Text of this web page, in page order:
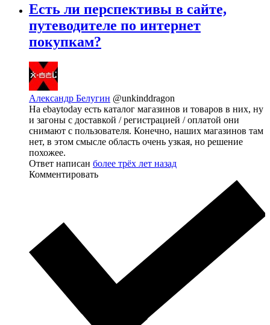
Есть ли перспективы в сайте,
путеводителе по интернет
покупкам?
Александр Белугин @unkinddragon
На ebaytoday есть каталог магазинов и товаров в них, ну
и загоны с доставкой / регистрацией / оплатой они
снимают с пользователя. Конечно, наших магазинов там
нет, в этом смысле область очень узкая, но решение
похожее.
Ответ написан более трёх лет назад
Комментировать